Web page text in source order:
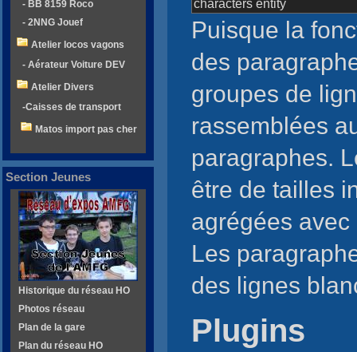
characters entity
Puisque la
des
groupes de
rassemblées
paragraphes.
être de tailles
agrégées
Les
des lignes
Plugins
- BB 8159 Roco
- 2NNG Jouef
Atelier locos vagons
- Aérateur Voiture DEV
Atelier Divers
-Caisses de transport
Matos import pas cher
Section Jeunes
Historique du réseau HO
Photos réseau
Plan de la gare
Plan du réseau HO